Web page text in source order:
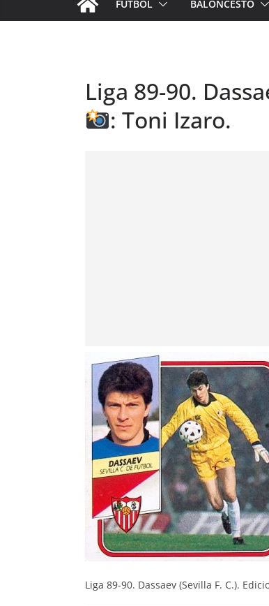
FÚTBOL BALONCESTO
Liga 89-90.
: Toni Izaro.
Liga 89-90. Dassaev (Sevilla F. C.).